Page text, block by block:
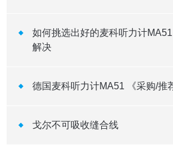
如何挑选出好的麦科听力计
解决
德国麦科听力计MA51 《采
戈尔不可吸收缝合线